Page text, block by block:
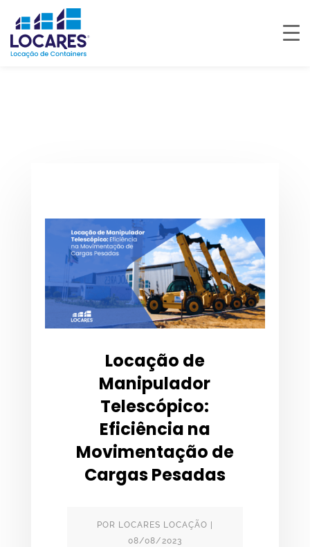
Locação de
Manipulador
Telescópico:
Eficiência na
Movimentação de
Cargas Pesadas
POR LOCARES LOCAÇÃO
08/08/2023